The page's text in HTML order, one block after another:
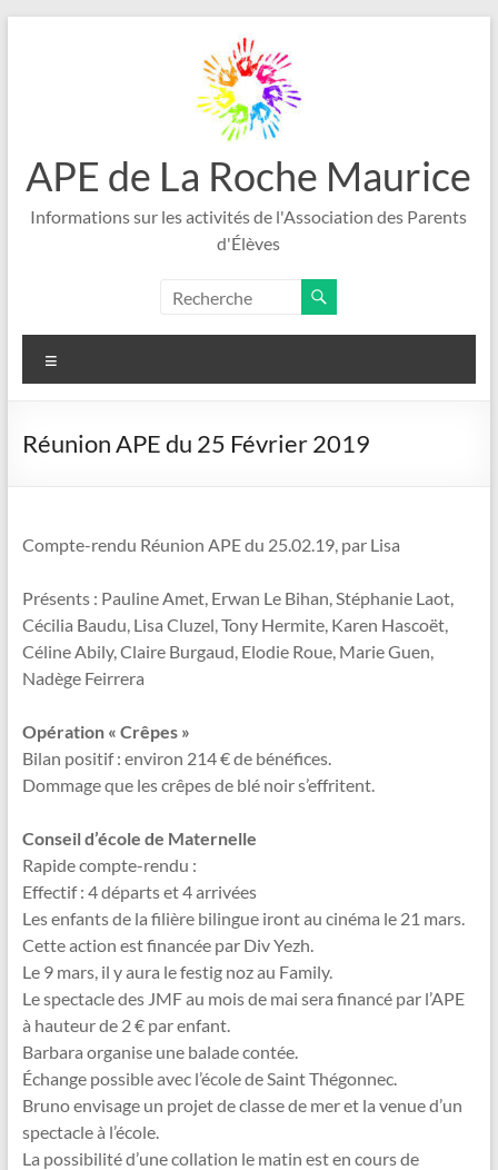
APE de La Roche Maurice
Informations sur les activités de l'Association des Parents
d'Élèves
Réunion APE du 25 Février 2019
Compte-rendu Réunion APE du 25.02.19, par Lisa
Présents : Pauline Amet, Erwan Le Bihan, Stéphanie Laot,
Cécilia Baudu, Lisa Cluzel, Tony Hermite, Karen Hascoët,
Céline Abily, Claire Burgaud, Elodie Roue, Marie Guen,
Nadège Feirrera
Opération « Crêpes »
Bilan positif : environ 214 € de bénéfices.
Dommage que les crêpes de blé noir s’effritent.
Conseil d’école de Maternelle
Rapide compte-rendu :
Effectif : 4 départs et 4 arrivées
Les enfants de la filière bilingue iront au cinéma le 21 mars.
Cette action est financée par Div Yezh.
Le 9 mars, il y aura le festig noz au Family.
Le spectacle des JMF au mois de mai sera financé par l’APE
à hauteur de 2 € par enfant.
Barbara organise une balade contée.
Échange possible avec l’école de Saint Thégonnec.
Bruno envisage un projet de classe de mer et la venue d’un
spectacle à l’école.
La possibilité d’une collation le matin est en cours de